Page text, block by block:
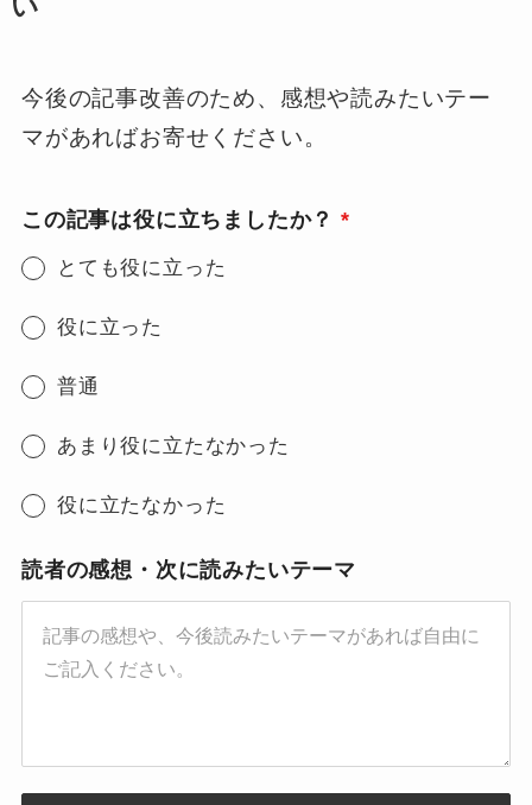
い
今後の記事改善のため、感想や読みたいテー
マがあればお寄せください。
この記事は役に立ちましたか？*
とても役に立った
役に立った
普通
あまり役に立たなかった
役に立たなかった
読者の感想・次に読みたいテーマ